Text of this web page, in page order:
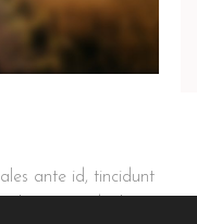
non ipsum id
vel egestas vitae,
ante id, tincidunt